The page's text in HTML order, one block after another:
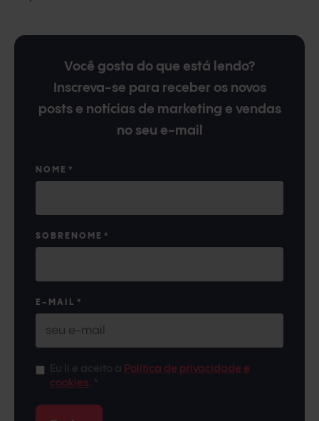
Você gosta do que está lendo?
Inscreva-se para receber os novos
posts e notícias de marketing e vendas
no seu e-mail
NOME *
SOBRENOME *
E-MAIL *
Política de privacidade e
cookies